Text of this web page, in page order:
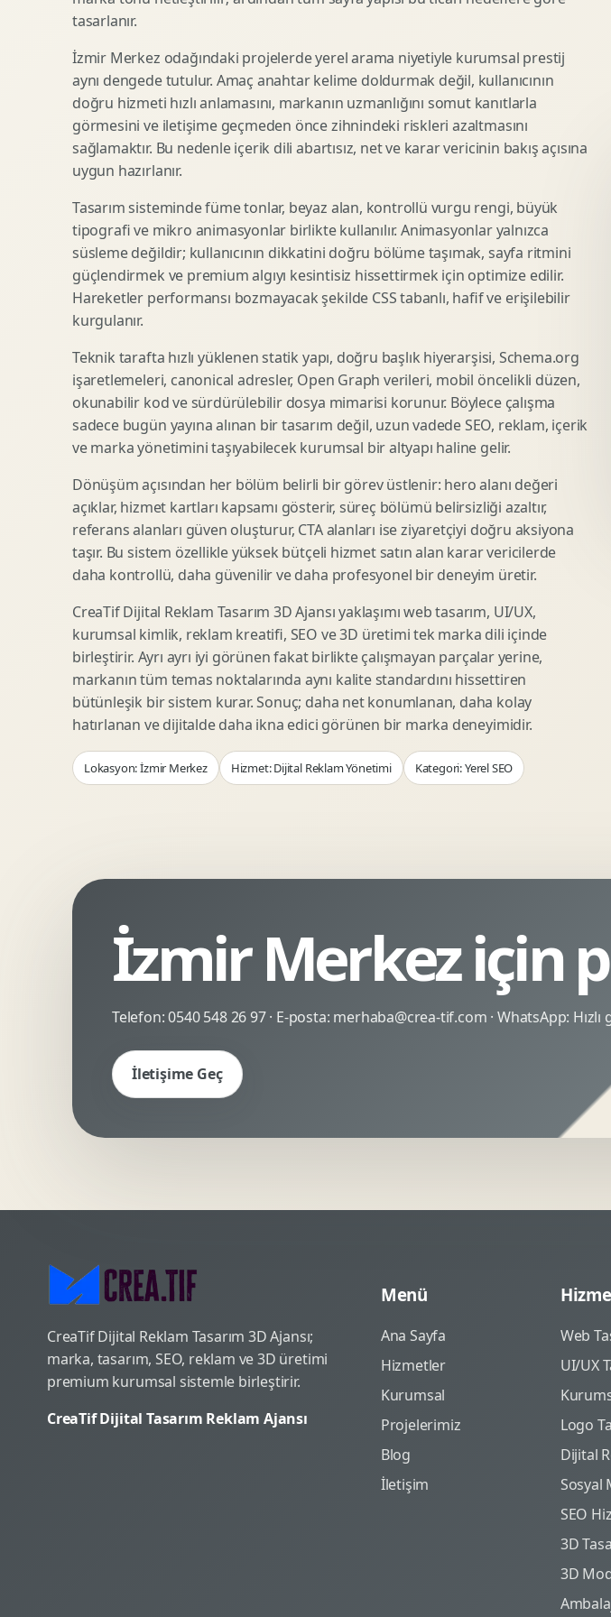
SEO Icerik Stratejisi
Schema Markup Optimizasyonu 3D Lansman Filmi Teknik Modelleme
Premium Ambalaj Tasarimi
Etiket Tasarimi
Kutu Tasarimi
Raf Gorunurlugu
Gida Ambalaj Tasarimi
Kozmetik Ambalaj Tasarimi
E Ticaret Kutu Tasarimi
Ambalaj Mockup Tasarimi
Afis Tasarimi
Brosur Tasarimi
Sunum Tasarimi
Katalog Tasarimi
Infografik Tasarimi
Fuaye Gorsel Tasarimi
Kurumsal Ilan Tasarimi
Marka Stratejisi
Marka Konumlandirma
Rekabet Analizi
Hedef Kitle Analizi
Marka Mimarisi
Deger Onerisi Tasarimi
Pazara Giris Stratejisi
Shopify Tasarim
Woocommerce Tasarim
Eticaret UX Optimizasyonu
Kategori Sayfasi Tasarimi
Sepet Odeme UX
Eticaret SEO Altyapisi
Lead Generation Landing Page
Reklam Landing Page
Webinar Landing Page
App Landing Page
Form Optimizasyonu
Sales Page Tasarimi
Display Banner Tasarimi
Video Reklam Kreatifi
Outdoor Reklam Tasarimi
Performans Kreatif Seti
Story Reklam Tasarimi
Statik Reklam Gorseli
Motion Banner Tasarimi
Logo Animasyonu
Mikro Animasyon Tasarimi
Reklam Motion Video
Arayuz Animasyonu
Sosyal Medya Motion
Webgl Deneyim Tasarimi
AI Gorsel Konsept
No Code Prototip
Veri Gorsellestirme
tasarlanır.
İzmir Merkez odağındaki projelerde yerel arama niyetiyle kurumsal prestij
aynı dengede tutulur. Amaç anahtar kelime doldurmak değil, kullanıcının
doğru hizmeti hızlı anlamasını, markanın uzmanlığını somut kanıtlarla
görmesini ve iletişime geçmeden önce zihnindeki riskleri azaltmasını
sağlamaktır. Bu nedenle içerik dili abartısız, net ve karar vericinin bakış açısına
uygun hazırlanır.
Tasarım sisteminde füme tonlar, beyaz alan, kontrollü vurgu rengi, büyük
tipografi ve mikro animasyonlar birlikte kullanılır. Animasyonlar yalnızca
süsleme değildir; kullanıcının dikkatini doğru bölüme taşımak, sayfa ritmini
güçlendirmek ve premium algıyı kesintisiz hissettirmek için optimize edilir.
Hareketler performansı bozmayacak şekilde CSS tabanlı, hafif ve erişilebilir
kurgulanır.
Teknik tarafta hızlı yüklenen statik yapı, doğru başlık hiyerarşisi, Schema.org
işaretlemeleri, canonical adresler, Open Graph verileri, mobil öncelikli düzen,
okunabilir kod ve sürdürülebilir dosya mimarisi korunur. Böylece çalışma
sadece bugün yayına alınan bir tasarım değil, uzun vadede SEO, reklam, içerik
ve marka yönetimini taşıyabilecek kurumsal bir altyapı haline gelir.
Dönüşüm açısından her bölüm belirli bir görev üstlenir: hero alanı değeri
açıklar, hizmet kartları kapsamı gösterir, süreç bölümü belirsizliği azaltır,
referans alanları güven oluşturur, CTA alanları ise ziyaretçiyi doğru aksiyona
taşır. Bu sistem özellikle yüksek bütçeli hizmet satın alan karar vericilerde
daha kontrollü, daha güvenilir ve daha profesyonel bir deneyim üretir.
CreaTif Dijital Reklam Tasarım 3D Ajansı yaklaşımı web tasarım, UI/UX,
kurumsal kimlik, reklam kreatifi, SEO ve 3D üretimi tek marka dili içinde
birleştirir. Ayrı ayrı iyi görünen fakat birlikte çalışmayan parçalar yerine,
markanın tüm temas noktalarında aynı kalite standardını hissettiren
bütünleşik bir sistem kurar. Sonuç; daha net konumlanan, daha kolay
hatırlanan ve dijitalde daha ikna edici görünen bir marka deneyimidir.
Lokasyon: İzmir Merkez Hizmet: Dijital Reklam Yönetimi Kategori: Yerel SEO
İzmir Merkez için
Telefon:0540 548 26 97· E-posta: merhaba@crea-tif.com · WhatsApp:
İletişime Geç
CreaTif Dijital Reklam Tasarım 3D Ajansı;
marka, tasarım, SEO, reklam ve 3D üretimi
premium kurumsal sistemle birleştirir.
CreaTif Dijital Tasarım Reklam Ajansı
Menü
Ana Sayfa
Hizmetler
Kurumsal
Projelerimiz
Blog
İletişim
Web
UI/UX
Logo
Dijital
Sosyal
SEO
3D
3D